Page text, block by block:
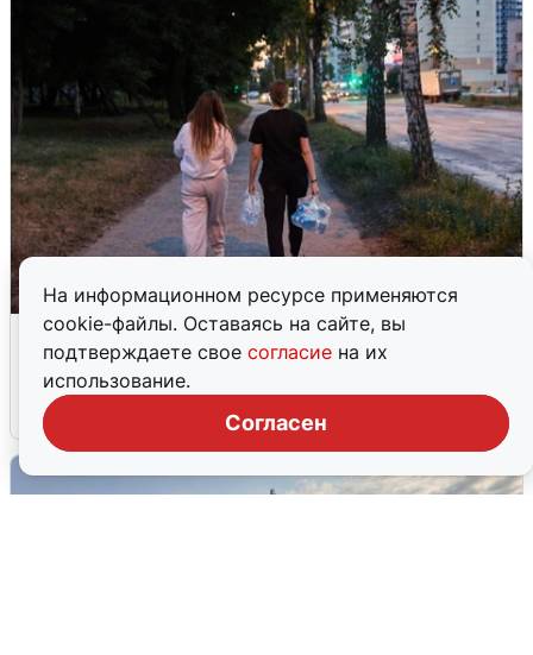
На информационном ресурсе применяются
cookie-файлы. Оставаясь на сайте, вы
подтверждаете свое согласие на их
использование.
Согласен
Опубликована карта отключений
воды в Воронеже
6 августа